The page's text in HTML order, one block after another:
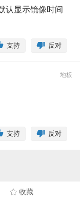
认显示镜像时间
反对
支持
地板
反对
支持
收藏